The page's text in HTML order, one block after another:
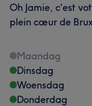
Oh Jamie, c'est
plein cœur de
Maandag
Dinsdag
Woensdag
Donderdag